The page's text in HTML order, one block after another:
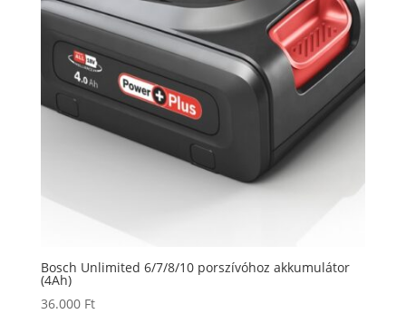
Bosch Unlimited 6/7/8/10 porszívóhoz akkumulátor
(4Ah)
36.000 Ft